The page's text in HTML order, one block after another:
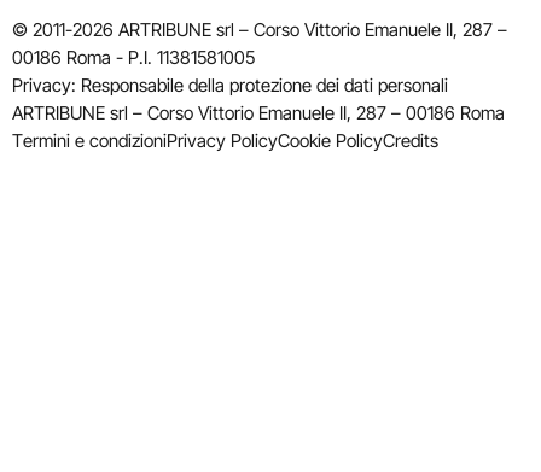
© 2011-2026 ARTRIBUNE srl – Corso Vittorio Emanuele II, 287 –
00186 Roma - P.I. 11381581005
Privacy: Responsabile della protezione dei dati personali
ARTRIBUNE srl – Corso Vittorio Emanuele II, 287 – 00186 Roma
Termini e condizioniPrivacy PolicyCookie PolicyCredits